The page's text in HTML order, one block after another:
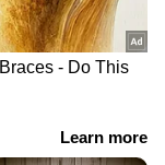
ശേഷം